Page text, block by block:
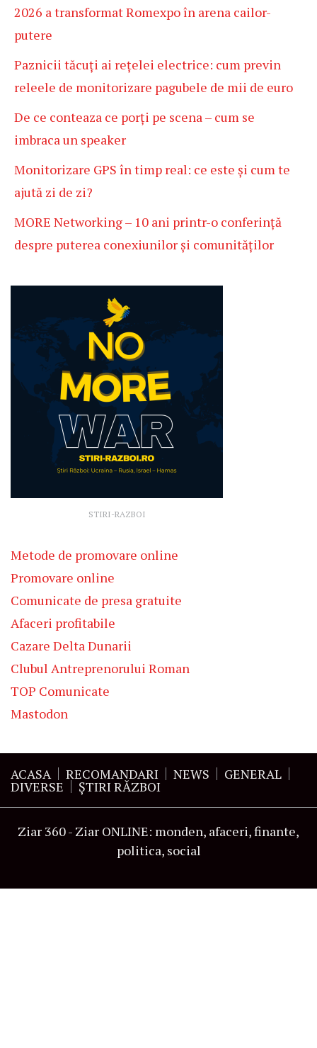
2026 a transformat Romexpo în arena cailor-
putere
Paznicii tăcuți ai rețelei electrice: cum previn
releele de monitorizare pagubele de mii de euro
De ce conteaza ce porți pe scena – cum se
imbraca un speaker
Monitorizare GPS în timp real: ce este și cum te
ajută zi de zi?
MORE Networking – 10 ani printr-o conferință
despre puterea conexiunilor și comunităților
STIRI-RAZBOI
Metode de promovare online
Promovare online
Comunicate de presa gratuite
Afaceri profitabile
Cazare Delta Dunarii
Clubul Antreprenorului Roman
TOP Comunicate
Mastodon
ACASA RECOMANDARI NEWS GENERAL
DIVERSE ŞTIRI RĂZBOI
Ziar 360 - Ziar ONLINE: monden, afaceri, finante,
politica, social